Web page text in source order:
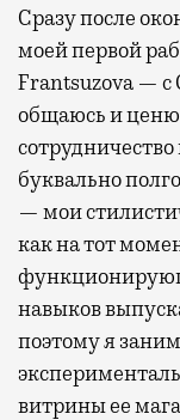
Сразу после
моей первой
Frantsuzova — с
общаюсь и ценю
буквально
— мои
как на тот
навыков
поэтому я
витрины ее